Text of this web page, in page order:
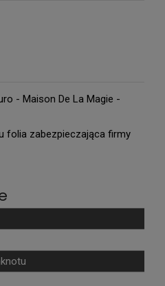
- Maison De La Magie -
folia zabezpieczająca firmy